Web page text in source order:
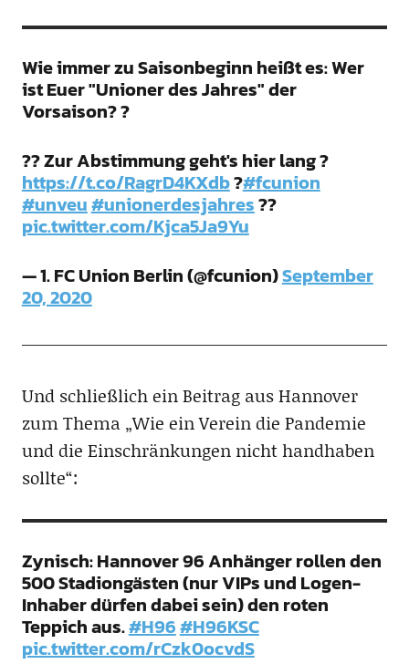
Wie immer zu Saisonbeginn heißt es: Wer
ist Euer "Unioner des Jahres" der
Vorsaison? ?
?? Zur Abstimmung geht's hier lang ?
https://t.co/RagrD4KXdb?#fcunion
#unveu#unionerdesjahres??
pic.twitter.com/Kjca5Ja9Yu
— 1. FC Union Berlin (@fcunion)September
20, 2020
Und schließlich ein Beitrag aus Hannover
zum Thema „Wie ein Verein die Pandemie
und die Einschränkungen nicht handhaben
sollte“:
Zynisch: Hannover 96 Anhänger rollen den
500 Stadiongästen (nur VIPs und Logen-
Inhaber dürfen dabei sein) den roten
Teppich aus.#H96#H96KSC
pic.twitter.com/rCzk0ocvdS